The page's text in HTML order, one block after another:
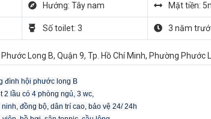
Hướng: Tây nam Mặt tiền:
Số toilet: 3 3 năm
Long B, Quận 9, Tp. Hồ Chí Minh, Phường Phước
đình hội phước long B
2 lầu có 4 phòng ngủ, 3 wc,
đồng bộ, dân trí cao, bảo vệ 24/ 24h